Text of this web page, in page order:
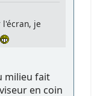
l'écran, je
milieu fait
en coin